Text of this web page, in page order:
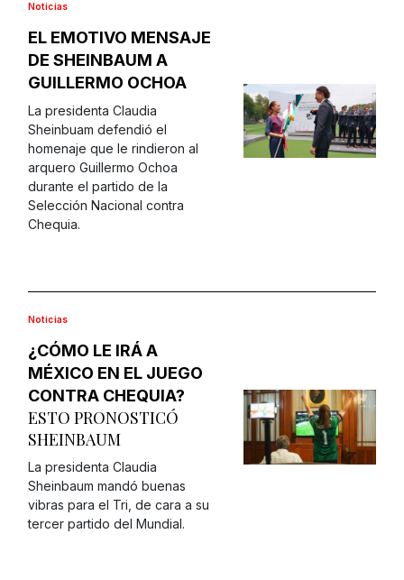
Noticias
EL EMOTIVO MENSAJE
DE SHEINBAUM A
GUILLERMO OCHOA
La presidenta Claudia
Sheinbuam defendió el
homenaje que le rindieron al
arquero Guillermo Ochoa
durante el partido de la
Selección Nacional contra
Chequia.
Noticias
¿CÓMO LE IRÁ A
MÉXICO EN EL JUEGO
CONTRA CHEQUIA?
ESTO PRONOSTICÓ
SHEINBAUM
La presidenta Claudia
Sheinbaum mandó buenas
vibras para el Tri, de cara a su
tercer partido del Mundial.